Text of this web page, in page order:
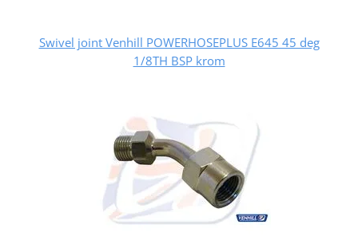
Swivel joint Venhill POWERHOSEPLUS E645 45 deg
1/8TH BSP krom